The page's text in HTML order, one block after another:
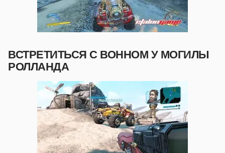
ВСТРЕТИТЬСЯ С ВОННОМ У МОГИЛЫ
РОЛЛАНДА